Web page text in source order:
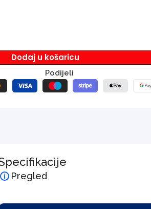
Dodaj u košaricu
Podijeli
Pregled